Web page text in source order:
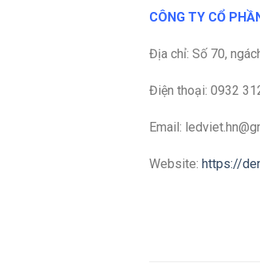
CÔNG TY CỔ
Địa chỉ: Số 70,
Điện thoại: 0932
Email:
Website: https://